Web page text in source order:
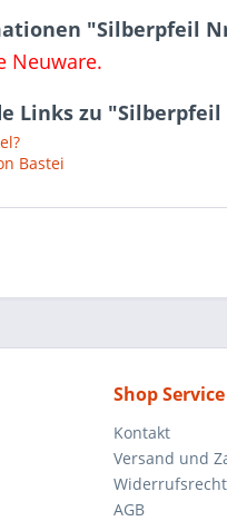
"Silberpfeil
Neuware.
Links zu "Silberpfeil
Bastei
Shop Service
Kontakt
Versand und
Widerrufsrecht
AGB